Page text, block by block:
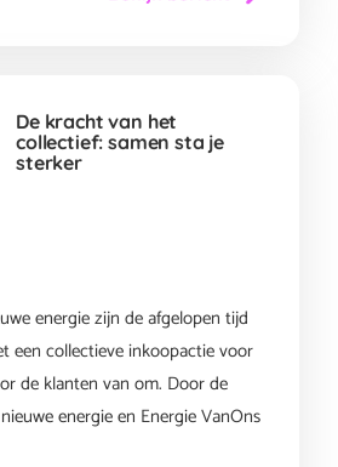
De kracht van het
collectief: samen sta je
sterker
energie zijn de afgelopen tijd
een collectieve inkoopactie voor
de klanten van om. Door de
energie en Energie VanOns